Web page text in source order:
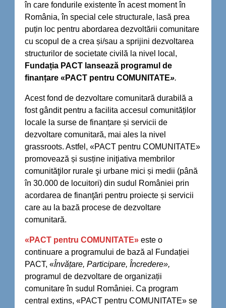
în care fondurile existente în acest moment în
România, în special cele structurale, lasă prea
puțin loc pentru abordarea dezvoltării comunitare
cu scopul de a crea și/sau a sprijini dezvoltarea
structurilor de societate civilă la nivel local,
Fundația PACT lansează programul de
finanțare «PACT pentru COMUNITATE».
Acest fond de dezvoltare comunitară durabilă a
fost gândit pentru a facilita accesul comunităților
locale la surse de finanțare și servicii de
dezvoltare comunitară, mai ales la nivel
grassroots. Astfel, «PACT pentru COMUNITATE»
promovează și susține iniţiativa membrilor
comunităţilor rurale şi urbane mici și medii (până
în 30.000 de locuitori) din sudul României prin
acordarea de finanţări pentru proiecte și servicii
care au la bază procese de dezvoltare
comunitară.
«PACT pentru COMUNITATE» este o
continuare a programului de bază al Fundației
PACT, «Învățare, Participare, Încredere»,
programul de dezvoltare de organizații
comunitare în sudul României. Ca program
central extins, «PACT pentru COMUNITATE» se